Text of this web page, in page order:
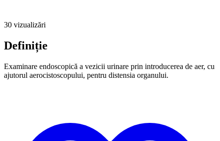
30 vizualizări
Definiție
Examinare endoscopică a vezicii urinare prin introducerea de aer, cu
ajutorul aerocistoscopului, pentru distensia organului.